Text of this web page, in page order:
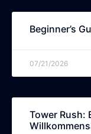
Beginner’s
07/21/2026
Tower Rush: